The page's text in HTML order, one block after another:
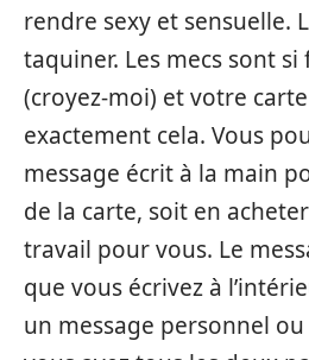
rendre sexy et sensuelle.
taquiner. Les mecs sont
(croyez-moi) et votre
exactement cela. Vous
message écrit à la main
de la carte, soit en
travail pour vous. Le
que vous écrivez à
un message personnel